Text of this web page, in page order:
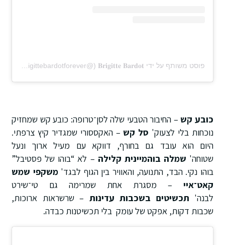
פוסט משותף על ידי ‏‎𝐁𝐫𝐢𝐠𝐢𝐭𝐭𝐞 𝐁𝐚𝐫𝐝𝐨𝐭‎‏ (@‏‎brigittebardotforever‎‏)
כובע קש– החיבור הטבעי שלה לסן־טרופה: כובע קש שמחזיק
נוכחות בלי לצעוק' סל קש– האקססורי שמגדיר קיץ צרפתי.
היום הוא עובד גם בחורף, דווקא עם מעיל ארוך ונעל
שטוחה' שמלה בוהמיינית קלילה – לא “בוהו של פסטיבל”
בוהו נקי. הבד, התנועה, והאוויר בין הגוף לבגד'משקפי שמש
קאט־איי – מסגרת אחת שמרימה גם טי־שירט
לבנה' תכשיטים בשכבות עדינות – שרשראות ארוכות,
שכבות דקות, אפקט של עומק בלי תכשיטנות כבדה.